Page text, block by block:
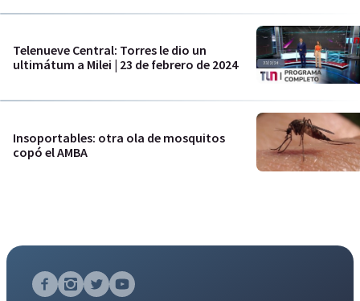
Telenueve Central: Torres le dio un
ultimátum a Milei | 23 de febrero de 2024
Insoportables: otra ola de mosquitos
copó el AMBA